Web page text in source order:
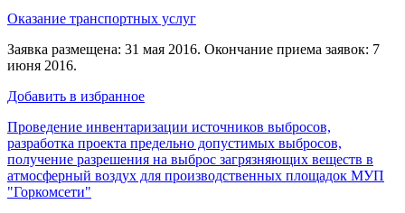
Оказание транспортных услуг
Заявка размещена: 31 мая 2016. Окончание приема заявок: 7
июня 2016.
Добавить в избранное
Проведение инвентаризации источников выбросов,
разработка проекта предельно допустимых выбросов,
получение разрешения на выброс загрязняющих веществ в
атмосферный воздух для производственных площадок МУП
"Горкомсети"